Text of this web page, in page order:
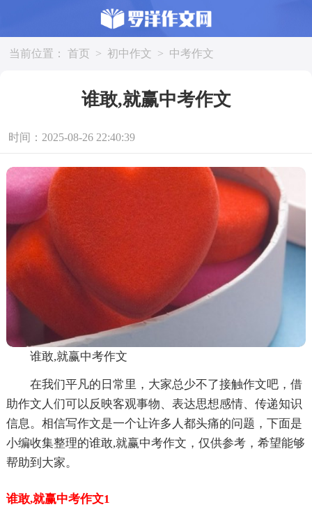
当前位置： 首页 > 初中作文 > 中考作文
谁敢,就赢中考作文
时间：2025-08-26 22:40:39
谁敢,就赢中考作文
在我们平凡的日常里，大家总少不了接触作文吧，借
助作文人们可以反映客观事物、表达思想感情、传递知识
信息。相信写作文是一个让许多人都头痛的问题，下面是
小编收集整理的谁敢,就赢中考作文，仅供参考，希望能够
帮助到大家。
谁敢,就赢中考作文1